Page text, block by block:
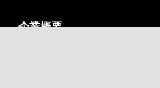
企業概要